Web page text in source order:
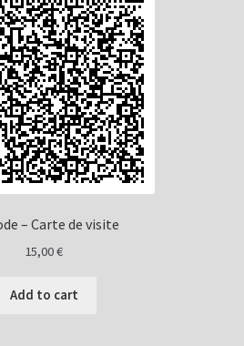
– Carte de visite
15,00€
Add to cart